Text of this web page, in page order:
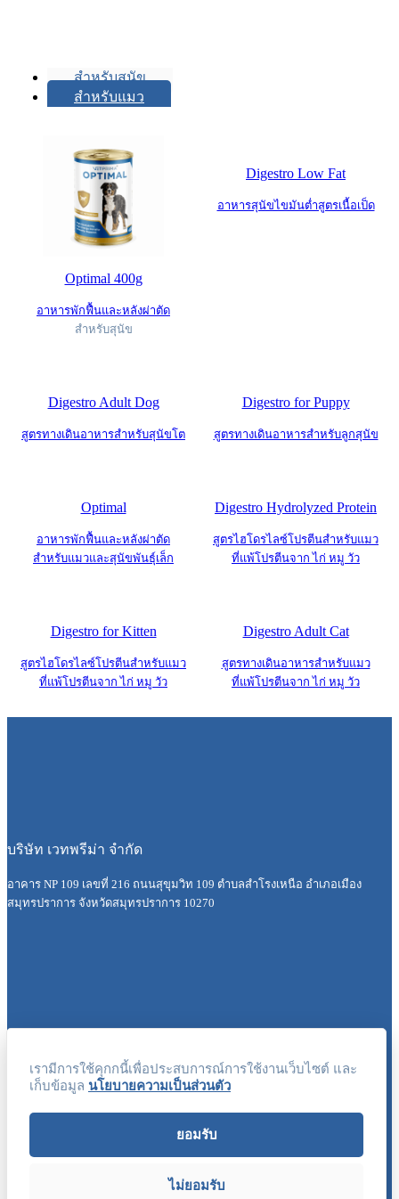
สำหรับสุนัข
สำหรับแมว
Optimal 400g
อาหารพักฟื้นและหลังผ่าตัด
สำหรับสุนัข
Digestro Low Fat
อาหารสุนัขไขมันต่ำสูตรเนื้อเป็ด
Digestro Adult Dog
สูตรทางเดินอาหารสำหรับสุนัขโต
Digestro for Puppy
สูตรทางเดินอาหารสำหรับลูกสุนัข
Optimal
อาหารพักฟื้นและหลังผ่าตัด
สำหรับแมวและสุนัขพันธุ์เล็ก
Digestro Hydrolyzed Protein
สูตรไฮโดรไลซ์โปรตีนสำหรับแมว
ที่แพ้โปรตีนจาก ไก่ หมู วัว
Digestro for Kitten
สูตรไฮโดรไลซ์โปรตีนสำหรับแมว
ที่แพ้โปรตีนจาก ไก่ หมู วัว
Digestro Adult Cat
สูตรทางเดินอาหารสำหรับแมว
ที่แพ้โปรตีนจาก ไก่ หมู วัว
บริษัท เวทพรีม่า จำกัด
อาคาร NP 109 เลขที่ 216 ถนนสุขุมวิท 109 ตำบลสำโรงเหนือ อำเภอเมือง
สมุทรปราการ จังหวัดสมุทรปราการ 10270
บทความ
ผลิตภัณฑ์
เรามีการใช้คุกกนี้เพื่อประสบการณ์การใช้งานเว็บไซต์ และ
เก็บข้อมูล นโยบายความเป็นส่วนตัว
ยอมรับ
ไม่ยอมรับ